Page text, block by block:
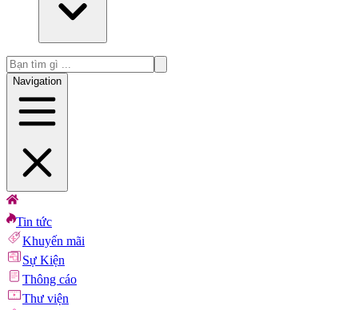
Navigation
Tin tức
Khuyến mãi
Sự Kiện
Thông cáo
Thư viện